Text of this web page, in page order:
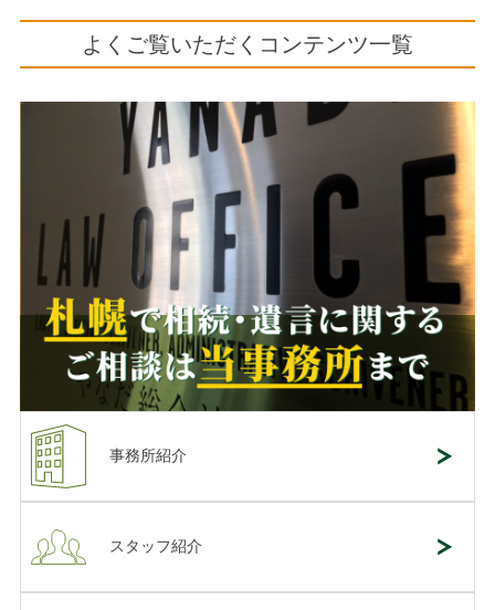
よくご覧いただくコンテンツ一覧
事務所紹介
スタッフ紹介